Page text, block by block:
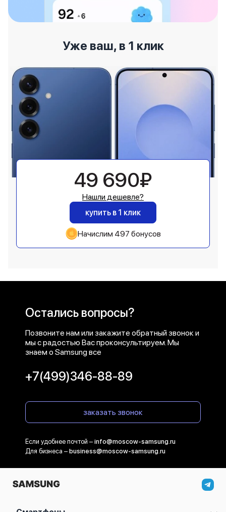
Уже ваш, в 1 клик
49 690₽
Нашли дешевле?
купить в 1 клик
Начислим 497 бонусов
Остались вопросы?
Позвоните нам или закажите обратный звонок и
мы с радостью Вас проконсультируем. Мы
знаем о Samsung все
+7(499)346-88-89
заказать звонок
Если удобнее почтой – info@moscow-samsung.ru
Для бизнеса – business@moscow-samsung.ru